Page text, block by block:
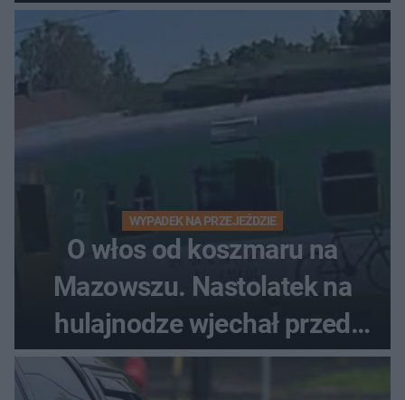
WYPADEK NA PRZEJEŹDZIE
O włos od koszmaru na
Mazowszu. Nastolatek na
hulajnodze wjechał przed
pociąg